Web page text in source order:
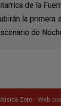
de la
la primera
de
Zero - Web